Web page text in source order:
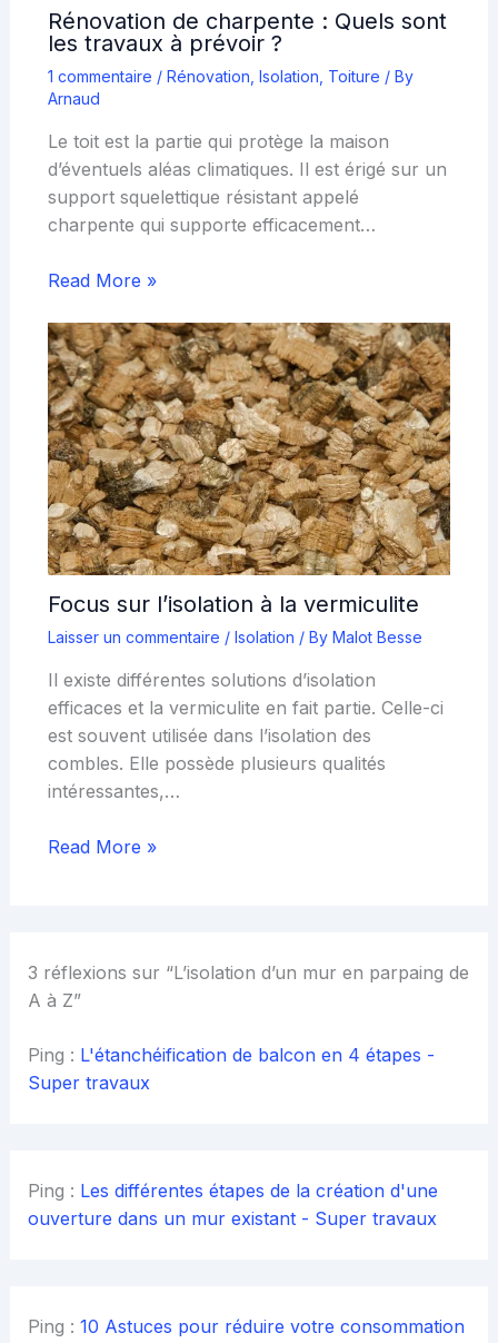
Rénovation de charpente : Quels sont
les travaux à prévoir ?
1 commentaire / Rénovation Isolation Toiture / By
Arnaud
Le toit est la partie qui protège la maison
d’éventuels aléas climatiques. Il est érigé sur un
support squelettique résistant appelé
charpente qui supporte efficacement…
Read More »
Focus sur l’isolation à la vermiculite
Laisser un commentaire / Isolation / By Malot Besse
Il existe différentes solutions d’isolation
efficaces et la vermiculite en fait partie. Celle-ci
est souvent utilisée dans l’isolation des
combles. Elle possède plusieurs qualités
intéressantes,…
Read More »
3 réflexions sur “L’isolation d’un mur en parpaing de
A à Z”
Ping : L'étanchéification de balcon en 4 étapes -
Super travaux
Ping : Les différentes étapes de la création d'une
ouverture dans un mur existant - Super travaux
Ping : 10 Astuces pour réduire votre consommation